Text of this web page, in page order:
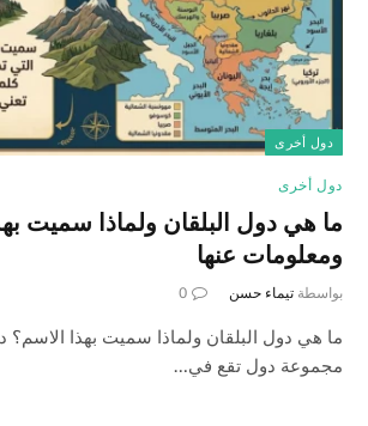
دول أخرى
دول أخرى
ما هي دول البلقان ولماذا سميت
ومعلومات عنها
بواسطة تيماء حسن 0
ما هي دول البلقان ولماذا سميت بهذا الاسم؟
مجموعة دول تقع في…